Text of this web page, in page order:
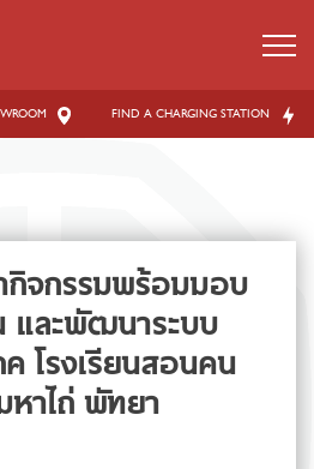
FIND A CHARGING STATION
กิจกรรมพร้อมมอบ
และพัฒนาระบบ
โรงเรียนสอนคน
าไถ่ พัทยา